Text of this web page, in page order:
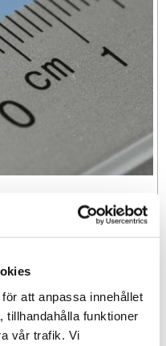
att anpassa innehållet
tillhandahålla funktioner
vår trafik. Vi
till i favoriter